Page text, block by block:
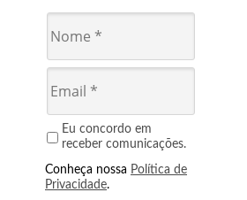
Eu concordo em
receber comunicações.
Conheça nossa Política de
Privacidade.